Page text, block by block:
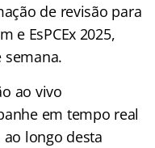
de revisão para
e EsPCEx 2025,
ao vivo
em tempo real
longo desta